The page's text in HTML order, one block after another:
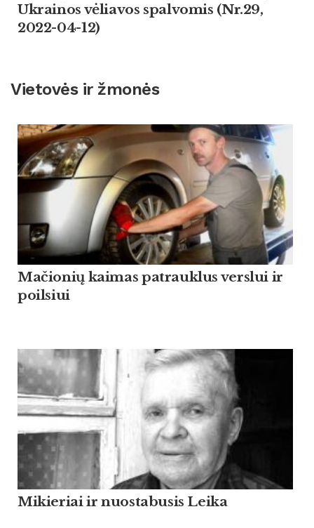
Ukrainos vėliavos spalvomis (Nr.29,
2022-04-12)
Vietovės ir žmonės
Mačionių kaimas patrauklus verslui ir
poilsiui
Mikieriai ir nuostabusis Leika